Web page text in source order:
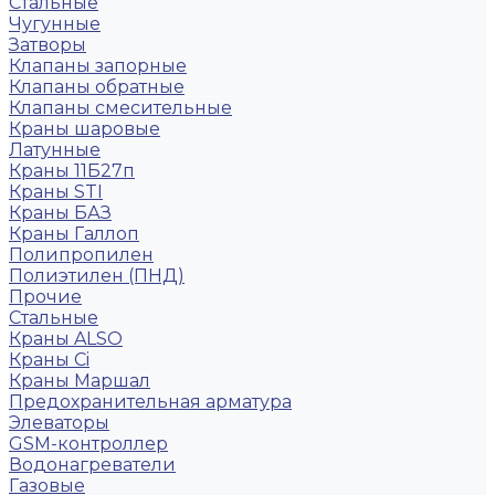
Чугунные
Затворы
Клапаны запорные
Клапаны обратные
Клапаны смесительные
Краны шаровые
Латунные
Краны 11Б27п
Краны STI
Краны БАЗ
Краны Галлоп
Полипропилен
Полиэтилен (ПНД)
Прочие
Стальные
Краны ALSO
Краны Ci
Краны Маршал
Предохранительная арматура
Элеваторы
GSM-контроллер
Водонагреватели
Газовые